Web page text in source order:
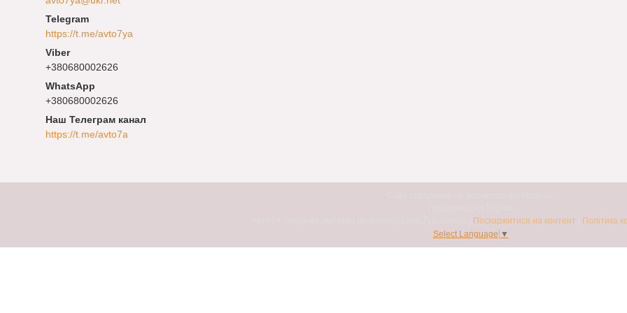
https://t.me/avto7ya
+380680002626
+380680002626
Наш Телеграм канал
https://t.me/avto7a
Поскаржитися на контент
Політика
Select Language ▼